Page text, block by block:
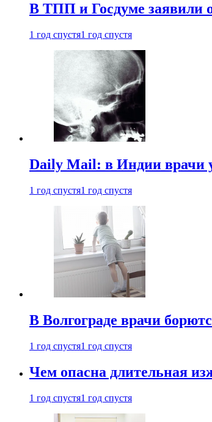
В ТПП и Госдуме заявили
1 год спустя1 год спустя
Daily Mail: в Индии врачи
1 год спустя1 год спустя
В Волгограде врачи
1 год спустя1 год спустя
Чем опасна длительная
1 год спустя1 год спустя